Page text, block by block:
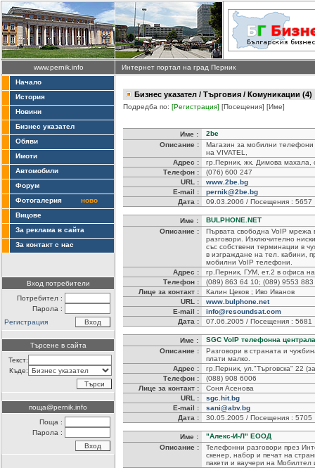
www.pernik.info
Интернет портал на град Перник
Начало
История
Новини
Бизнес указател
Обяви
Имоти
Автомобили
Форум
Фотогалерия
ново
Вицове
За реклама в сайта
За контакт с нас
Вход потребители
Потребител :
Парола :
Регистрация
Търсене в сайта
Текст:
Къде:
поща@pernik.info
Поща :
Парола :
Бизнес указател / Търговия / Комуникации (4)
Подредба по: [Регистрация] [Посещения] [Име]
Име :
2be
Описание :
Магазин за мобилни телефони
на VIVATEL,
Адрес :
гр.Перник, жк. Димова махала,
Телефон :
(076) 600 247
URL :
www.2be.bg
E-mail :
pernik@2be.bg
Дата :
09.03.2006 / Посещения : 5657
Име :
BULPHONE.NET
Описание :
Първата свободна VoIP мрежа
разговори. Изключително
със собствени терминации в
в изграждане на тел. кабини,
мобилни VoIP телефони.
Адрес :
гр.Перник, ГУМ, ет.2 в офиса
Телефон :
(089) 863 64 10; (089) 9553 883
Лице за контакт :
Калин Цеков ; Иво Иванов
URL :
www.bulphone.net
E-mail :
info@resoundsat.com
Дата :
07.06.2005 / Посещения : 5681
Име :
SGC VoIP телефонна централа
Описание :
Разговори в страната и
плати малко.
Адрес :
гр.Перник, ул."Търговска" 22
Телефон :
(088) 908 6006
Лице за контакт :
Соня Асенова
URL :
sgc.hit.bg
E-mail :
sani@abv.bg
Дата :
30.05.2005 / Посещения : 5705
Име :
"Алекс-И-Л" ЕООД
Описание :
Телефонни разговори през
скенер, набор и печат на
пакети и ваучери на Мобилтел